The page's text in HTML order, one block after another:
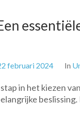
februari 2024 In
in het kiezen